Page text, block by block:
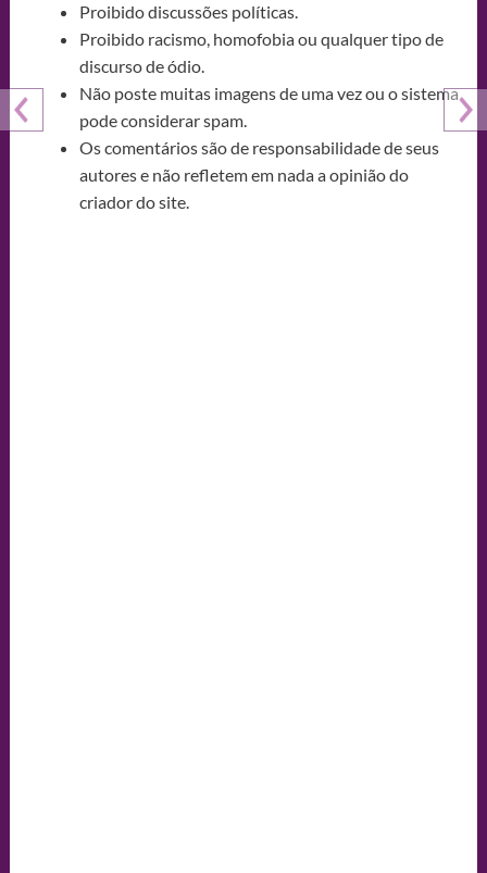
Proibido discussões políticas.
Proibido racismo, homofobia ou qualquer tipo de
discurso de ódio.
Não poste muitas imagens de uma vez ou o sistema
pode considerar spam.
Os comentários são de responsabilidade de seus
autores e não refletem em nada a opinião do
criador do site.